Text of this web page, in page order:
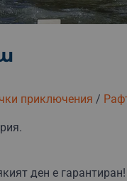
приключения /
ден е гарантиран!
доставка